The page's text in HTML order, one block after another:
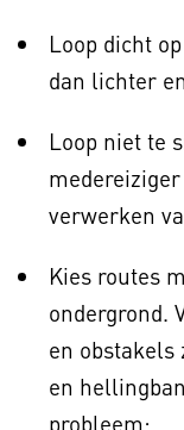
Loop dicht
dan lichter
Loop niet te
verwerken
Kies routes
ondergrond.
en obstakels
en
probleem: